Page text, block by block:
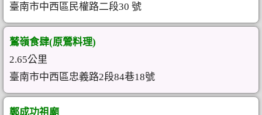
臺南市中西區民權路二段30 號
鷲嶺食肆(原鶯料理)
2.65公里
臺南市中西區忠義路2段84巷18號
鄭成功祖廟